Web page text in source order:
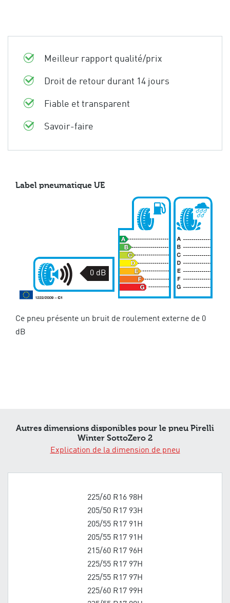
Meilleur rapport qualité/prix
Droit de retour durant 14 jours
Fiable et transparent
Savoir-faire
Label pneumatique UE
0 dB
Ce pneu présente un bruit de roulement externe de 0
dB
Autres dimensions disponibles pour le pneu Pirelli
Winter SottoZero 2
Explication de la dimension de pneu
225/60 R16 98H
205/50 R17 93H
205/55 R17 91H
205/55 R17 91H
215/60 R17 96H
225/55 R17 97H
225/55 R17 97H
225/60 R17 99H